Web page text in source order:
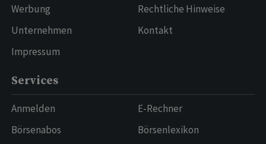
Werbung
Unternehmen
Impressum
Rechtliche Hinweise
Kontakt
Services
Anmelden
Börsenabos
E-Rechner
Börsenlexikon